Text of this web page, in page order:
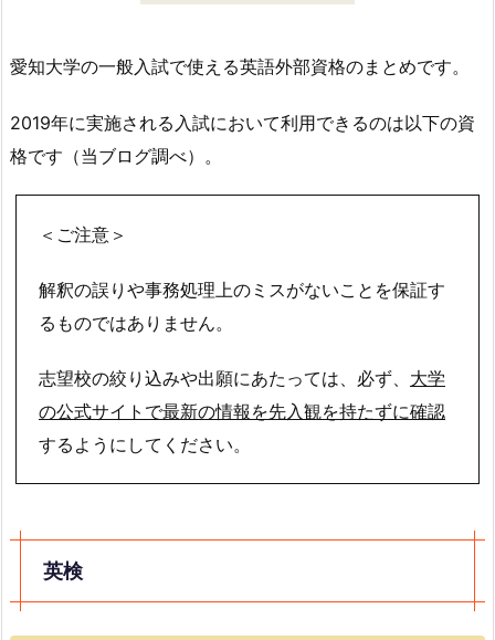
愛知大学の一般入試で使える英語外部資格のまとめです。
2019年に実施される入試において利用できるのは以下の資
格です（当ブログ調べ）。
＜ご注意＞
解釈の誤りや事務処理上のミスがないことを保証す
るものではありません。
志望校の絞り込みや出願にあたっては、必ず、 大学
の公式サイトで最新の情報を先入観を持たずに確認
するようにしてください。
英検